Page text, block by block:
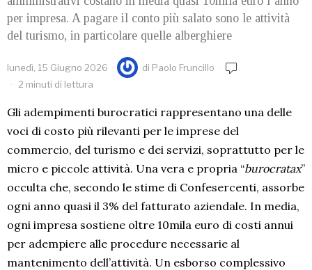
per impresa. A pagare il conto più salato sono le attività
del turismo, in particolare quelle alberghiere
lunedì, 15 Giugno 2026 di Paolo Fruncillo
2 minuti di lettura
Gli adempimenti burocratici rappresentano una delle
voci di costo più rilevanti per le imprese del
commercio, del turismo e dei servizi, soprattutto per le
micro e piccole attività. Una vera e propria “burocratax”
occulta che, secondo le stime di Confesercenti, assorbe
ogni anno quasi il 3% del fatturato aziendale. In media,
ogni impresa sostiene oltre 10mila euro di costi annui
per adempiere alle procedure necessarie al
mantenimento dell’attività. Un esborso complessivo